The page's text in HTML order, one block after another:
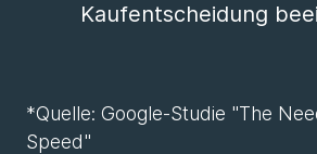
Kaufentscheidung
*Quelle: Google-Studie "The
Speed"